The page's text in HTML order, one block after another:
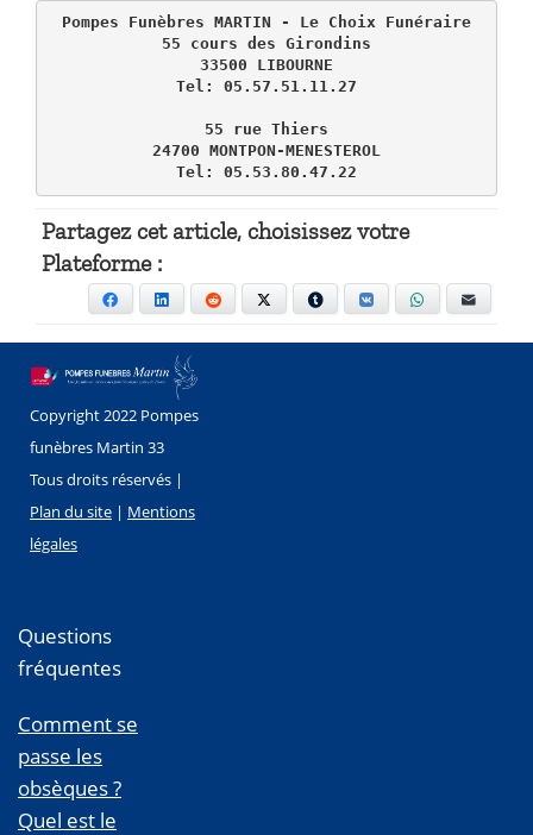
Pompes Funèbres MARTIN - Le Choix Funéraire
55 cours des Girondins
33500 LIBOURNE
Tel: 05.57.51.11.27
55 rue Thiers
24700 MONTPON-MENESTEROL
Tel: 05.53.80.47.22
Partagez cet article, choisissez votre
Plateforme :
Facebook LinkedIn Reddit Tumblr VKontakteWhatsApp
Copyright 2022 Pompes
funèbres Martin 33
Tous droits réservés |
Plan du site | Mentions
légales
Questions
fréquentes
Comment se
passe les
obsèques ?
Quel est le